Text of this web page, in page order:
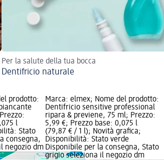
Per la salute della tua bocca
Dentifricio naturale
prodotto:
l
Stato
consegna,
negozio dm
Marca: elmex; Nome del prodotto:
Dentifricio sensitive professional
ripara & previene, 75 ml; Prezzo:
5,99 €; Prezzo base: 0,075 l
(79,87 € / 1 l); Novità grafica;
Disponibilità: Stato verde
Disponibile per la consegna, Stato
grigio seleziona il negozio dm